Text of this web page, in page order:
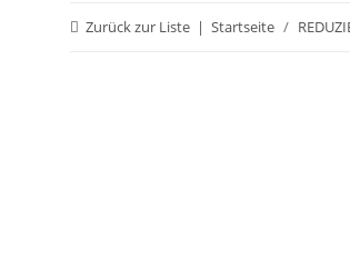
Zurück zur Liste Startseite